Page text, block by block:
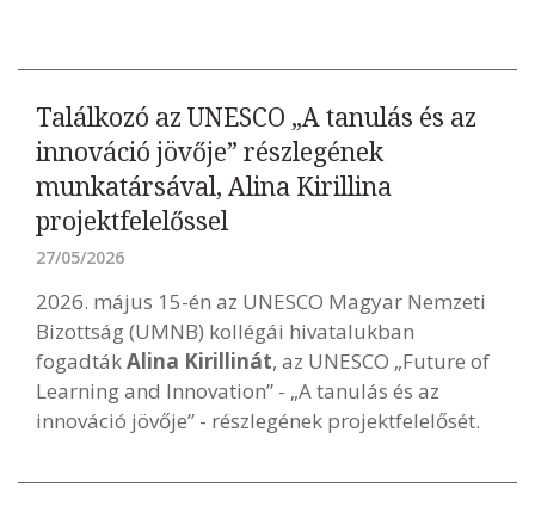
Találkozó az UNESCO „A tanulás és az
innováció jövője” részlegének
munkatársával, Alina Kirillina
projektfelelőssel
27/05/2026
2026. május 15-én az UNESCO Magyar Nemzeti
Bizottság (UMNB) kollégái hivatalukban
fogadtákAlina Kirillinát, az UNESCO „Future of
Learning and Innovation” - „A tanulás és az
innováció jövője” - részlegének projektfelelősét.